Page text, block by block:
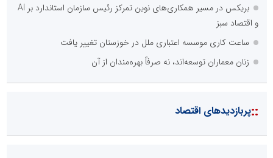
بریکس در مسیر همکاری‌های نوین تمرکز رئیس سازمان استاندارد بر AI
و اقتصاد سبز
ساعت کاری موسسه اعتباری ملل در خوزستان تغییر یافت
زنان معماران توسعه‌اند، نه صرفاً بهره‌مندان از آن
::پربازدیدهای اقتصاد